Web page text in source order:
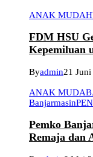
ANAK MUDA
FDM HSU
Kepemiluan
Byadmin21
ANAK MUDA
Banjarmasin
Pemko
Remaja dan